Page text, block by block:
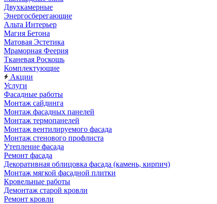
Двухкамерные
Энергосберегающие
Альта Интерьер
Магия Бетона
Матовая Эстетика
Мраморная Феерия
Тканевая Роскошь
Комплектующие
Акции
Услуги
Фасадные работы
Монтаж сайдинга
Монтаж фасадных панелей
Монтаж термопанелей
Монтаж вентилируемого фасада
Монтаж стенового профлиста
Утепление фасада
Ремонт фасада
Декоративная облицовка фасада (камень, кирпич)
Монтаж мягкой фасадной плитки
Кровельные работы
Демонтаж старой кровли
Ремонт кровли